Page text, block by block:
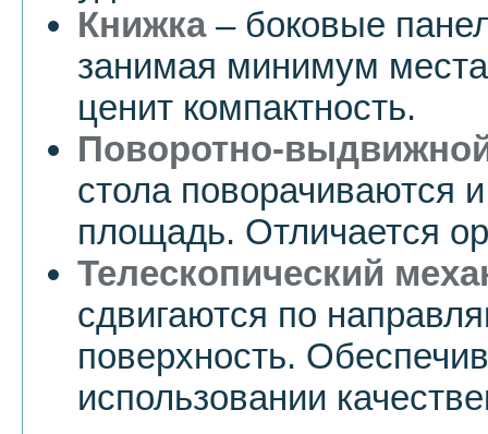
Книжка– боковые
занимая минимум
ценит компактность.
Поворотно-
стола поворачиваются
площадь. Отличается
Телескопический
сдвигаются по
поверхность.
использовании